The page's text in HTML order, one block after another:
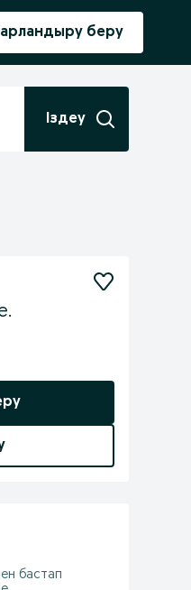
беру
Іздеу
бастап